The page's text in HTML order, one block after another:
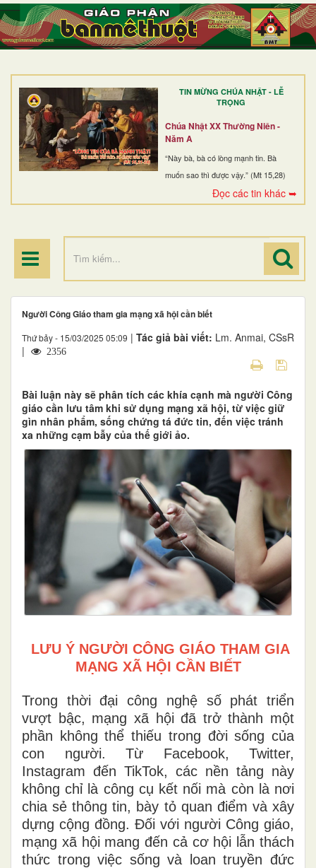
TIN MỪNG CHÚA NHẬT - LỄ
TRỌNG
Chúa Nhật XX Thường Niên -
Năm A
“Này bà, bà có lòng mạnh tin. Bà
muốn sao thì được vậy.” (Mt 15,28)
Đọc các tin khác ➥
TRANG NHẤT
GIỚI THIỆU
DÒNG TU
BAN MỤC VỤ
ĐOÀN THỂ CG
ĐIỂM HÀNH HƯƠNG
Người Công Giáo tham gia mạng xã hội cần biết
Thứ bảy - 15/03/2025 05:09 | Tác giả bài viết: Lm. Anmai, CSsR
|
2356
Bài luận này sẽ phân tích các khía cạnh mà người Công
giáo cần lưu tâm khi sử dụng mạng xã hội, từ việc giữ
gìn nhân phẩm, sống chứng tá đức tin, đến việc tránh
xa những cạm bẫy của thế giới ảo.
LƯU Ý NGƯỜI CÔNG GIÁO THAM GIA
MẠNG XÃ HỘI CẦN BIẾT
Trong thời đại công nghệ số phát triển
vượt bậc, mạng xã hội đã trở thành một
phần không thể thiếu trong đời sống của
con người. Từ Facebook, Twitter,
Instagram đến TikTok, các nền tảng này
không chỉ là công cụ kết nối mà còn là nơi
chia sẻ thông tin, bày tỏ quan điểm và xây
dựng cộng đồng. Đối với người Công giáo,
mạng xã hội mang đến cả cơ hội lẫn thách
thức trong việc sống và loan truyền đức